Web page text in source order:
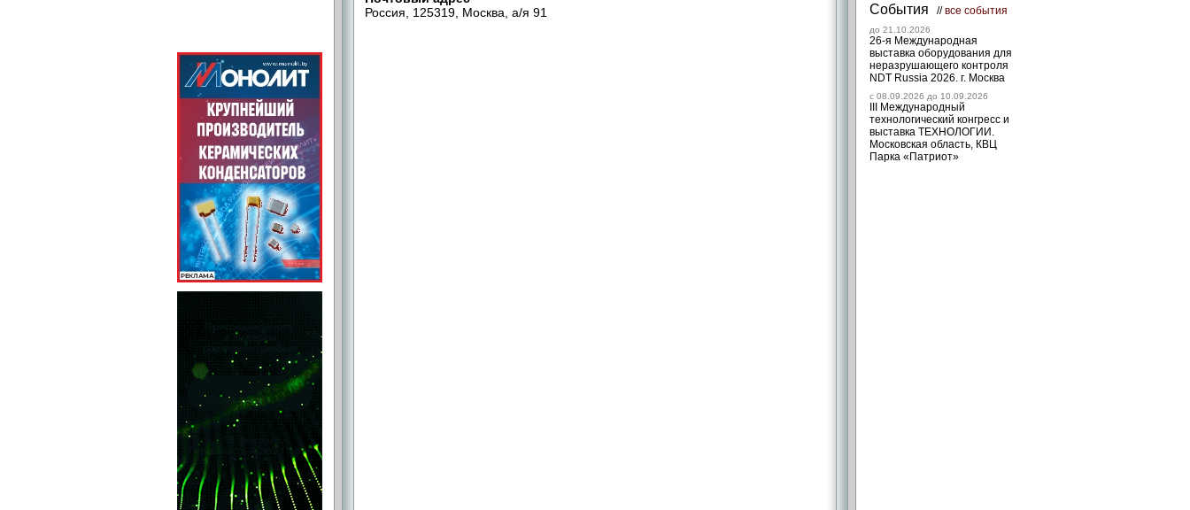
События //все события
до 21.10.2026
26-я Международная
выставка оборудования для
неразрушающего контроля
NDT Russia 2026. г. Москва
c 08.09.2026 до 10.09.2026
III Международный
технологический конгресс и
выставка ТЕХНОЛОГИИ.
Московская область, КВЦ
Парка «Патриот»
Россия, 125319, Москва, а/я 91